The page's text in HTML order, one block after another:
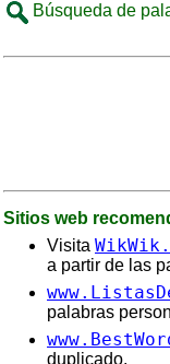
Búsqueda de
Sitios web
Visita
a partir de las
palabras
duplicado.